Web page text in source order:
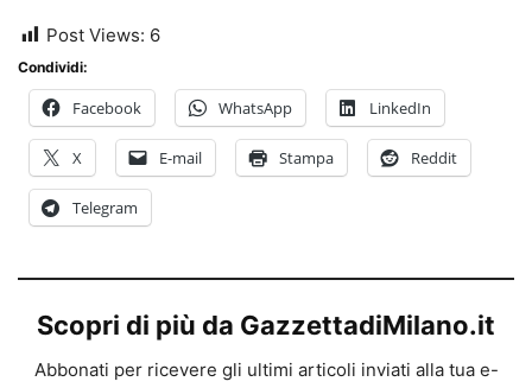
Post Views: 6
Condividi:
Facebook WhatsApp LinkedIn
X E-mail Stampa Reddit
Telegram
Scopri di più da GazzettadiMilano.it
Abbonati per ricevere gli ultimi articoli inviati alla tua e-